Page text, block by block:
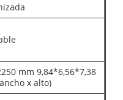
mm 9,84*6,56*7,38
x alto)